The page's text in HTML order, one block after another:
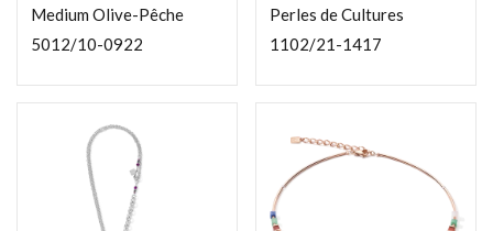
Medium Olive-Pêche
5012/10-0922
Perles de Cultures
1102/21-1417